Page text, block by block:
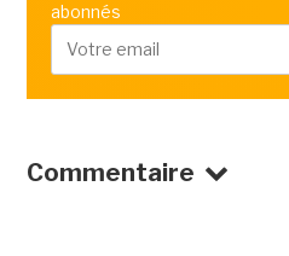
abonnés
Commentaire